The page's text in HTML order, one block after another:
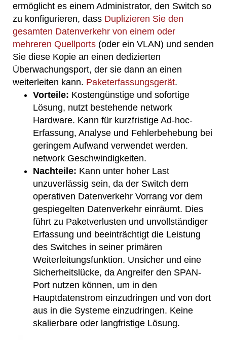
ermöglicht es einem Administrator, den Switch so
zu konfigurieren, dass Duplizieren Sie den
gesamten Datenverkehr von einem oder
mehreren Quellports (oder ein VLAN) und senden
Sie diese Kopie an einen dedizierten
Überwachungsport, der sie dann an einen
weiterleiten kann. Paketerfassungsgerät.
Vorteile: Kostengünstige und sofortige
Lösung, nutzt bestehende network
Hardware. Kann für kurzfristige Ad-hoc-
Erfassung, Analyse und Fehlerbehebung bei
geringem Aufwand verwendet werden.
network Geschwindigkeiten.
Nachteile: Kann unter hoher Last
unzuverlässig sein, da der Switch dem
operativen Datenverkehr Vorrang vor dem
gespiegelten Datenverkehr einräumt. Dies
führt zu Paketverlusten und unvollständiger
Erfassung und beeinträchtigt die Leistung
des Switches in seiner primären
Weiterleitungsfunktion. Unsicher und eine
Sicherheitslücke, da Angreifer den SPAN-
Port nutzen können, um in den
Hauptdatenstrom einzudringen und von dort
aus in die Systeme einzudringen. Keine
skalierbare oder langfristige Lösung.